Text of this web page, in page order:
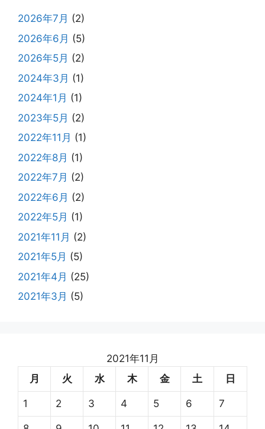
2026年7月 (2)
2026年6月 (5)
2026年5月 (2)
2024年3月 (1)
2024年1月 (1)
2023年5月 (2)
2022年11月 (1)
2022年8月 (1)
2022年7月 (2)
2022年6月 (2)
2022年5月 (1)
2021年11月 (2)
2021年5月 (5)
2021年4月 (25)
2021年3月 (5)
2021年11月
月
火 水 木 金 土 日
1 2 3 4 5 6 7